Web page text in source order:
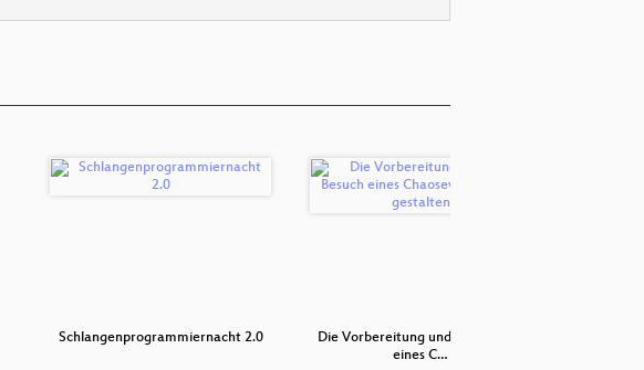
Schlangenprogrammiernacht 2.0
Die Vorbereitung und den Besuch
eines C…